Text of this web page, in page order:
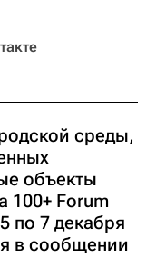
среды,
объекты
100+ Forum
по 7 декабря
в сообщении